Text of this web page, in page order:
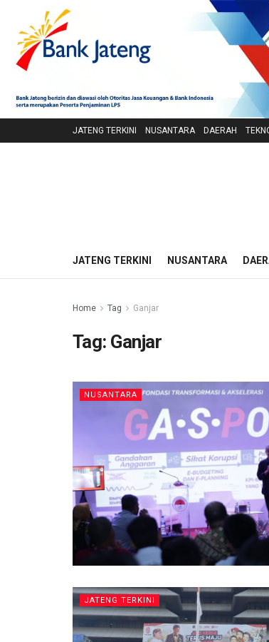
JATENG TERKINI NUSANTARA DAERAH
JATENG TERKINI NUSANTARA
Home Tag Ganjar
Tag: Ganjar
NUSANTARA
JATENG TERKINI